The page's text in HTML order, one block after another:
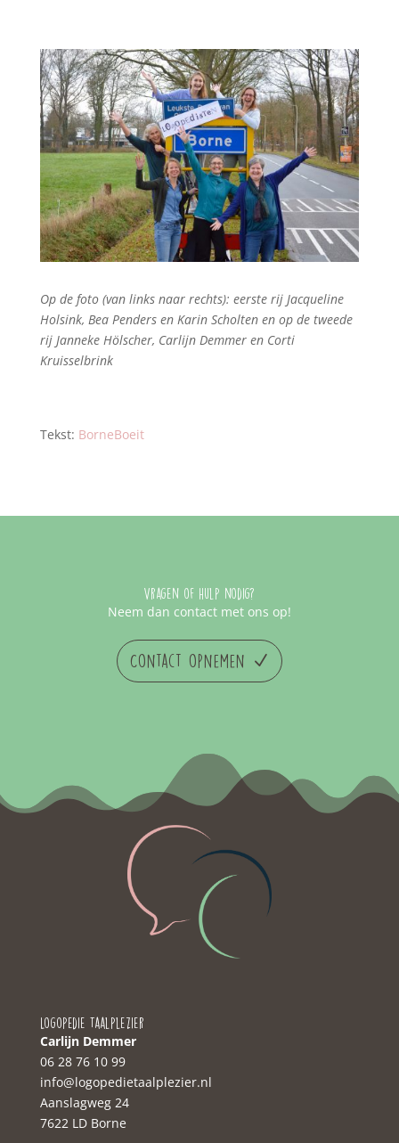
Op de foto (van links naar rechts): eerste rij Jacqueline
Holsink, Bea Penders en Karin Scholten en op de tweede
rij Janneke Hölscher, Carlijn Demmer en Corti
Kruisselbrink
Tekst: BorneBoeit
Vragen of hulp nodig?
Neem dan contact met ons op!
Contact opnemen
Logopedie Taalplezier
Carlijn Demmer
06 28 76 10 99‬
‭info@logopedietaalplezier.nl
Aanslagweg 24
7622 LD Borne